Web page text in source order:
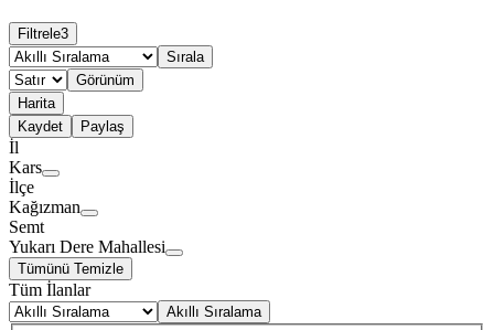
Filtrele3
Sırala
Görünüm
Harita
Kaydet
Paylaş
İl
Kars
İlçe
Kağızman
Semt
Yukarı Dere Mahallesi
Tümünü Temizle
Tüm İlanlar
Akıllı Sıralama